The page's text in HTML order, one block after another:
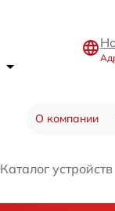
О компании
Каталог устройств